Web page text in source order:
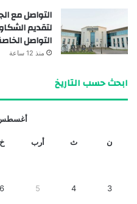
التواصل مع
لتقديم
التواصل
منذ 12 ساعة
ابحث حسب التاريخ
أغسطس
ن ث أرب خ
3
4
5
6